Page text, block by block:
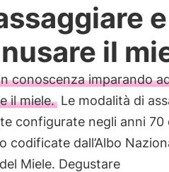
e
il
conoscenza imparando
il miele.Le modalità di
configurate negli anni 70
codificate dall’Albo
Miele. Degustare